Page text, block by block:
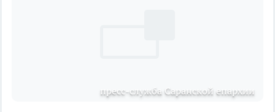
пресс-служба Саранской епархии